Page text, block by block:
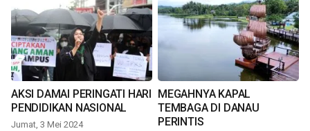
AKSI DAMAI PERINGATI HARI
PENDIDIKAN NASIONAL
Jumat, 3 Mei 2024
MEGAHNYA KAPAL
TEMBAGA DI DANAU
PERINTIS